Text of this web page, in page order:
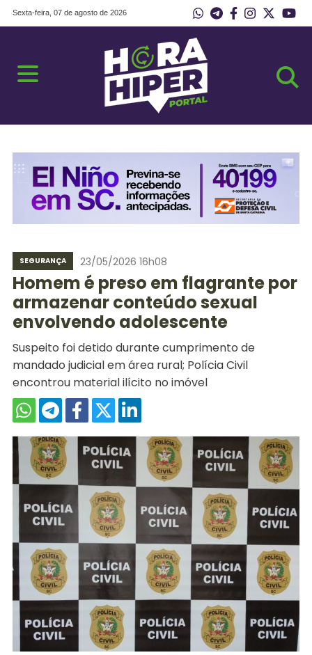
Sexta-feira, 07 de agosto de 2026
SEGURANÇA 23/05/2026 16h08
Homem é preso em flagrante por
armazenar conteúdo sexual
envolvendo adolescente
Suspeito foi detido durante cumprimento de
mandado judicial em área rural; Polícia Civil
encontrou material ilícito no imóvel